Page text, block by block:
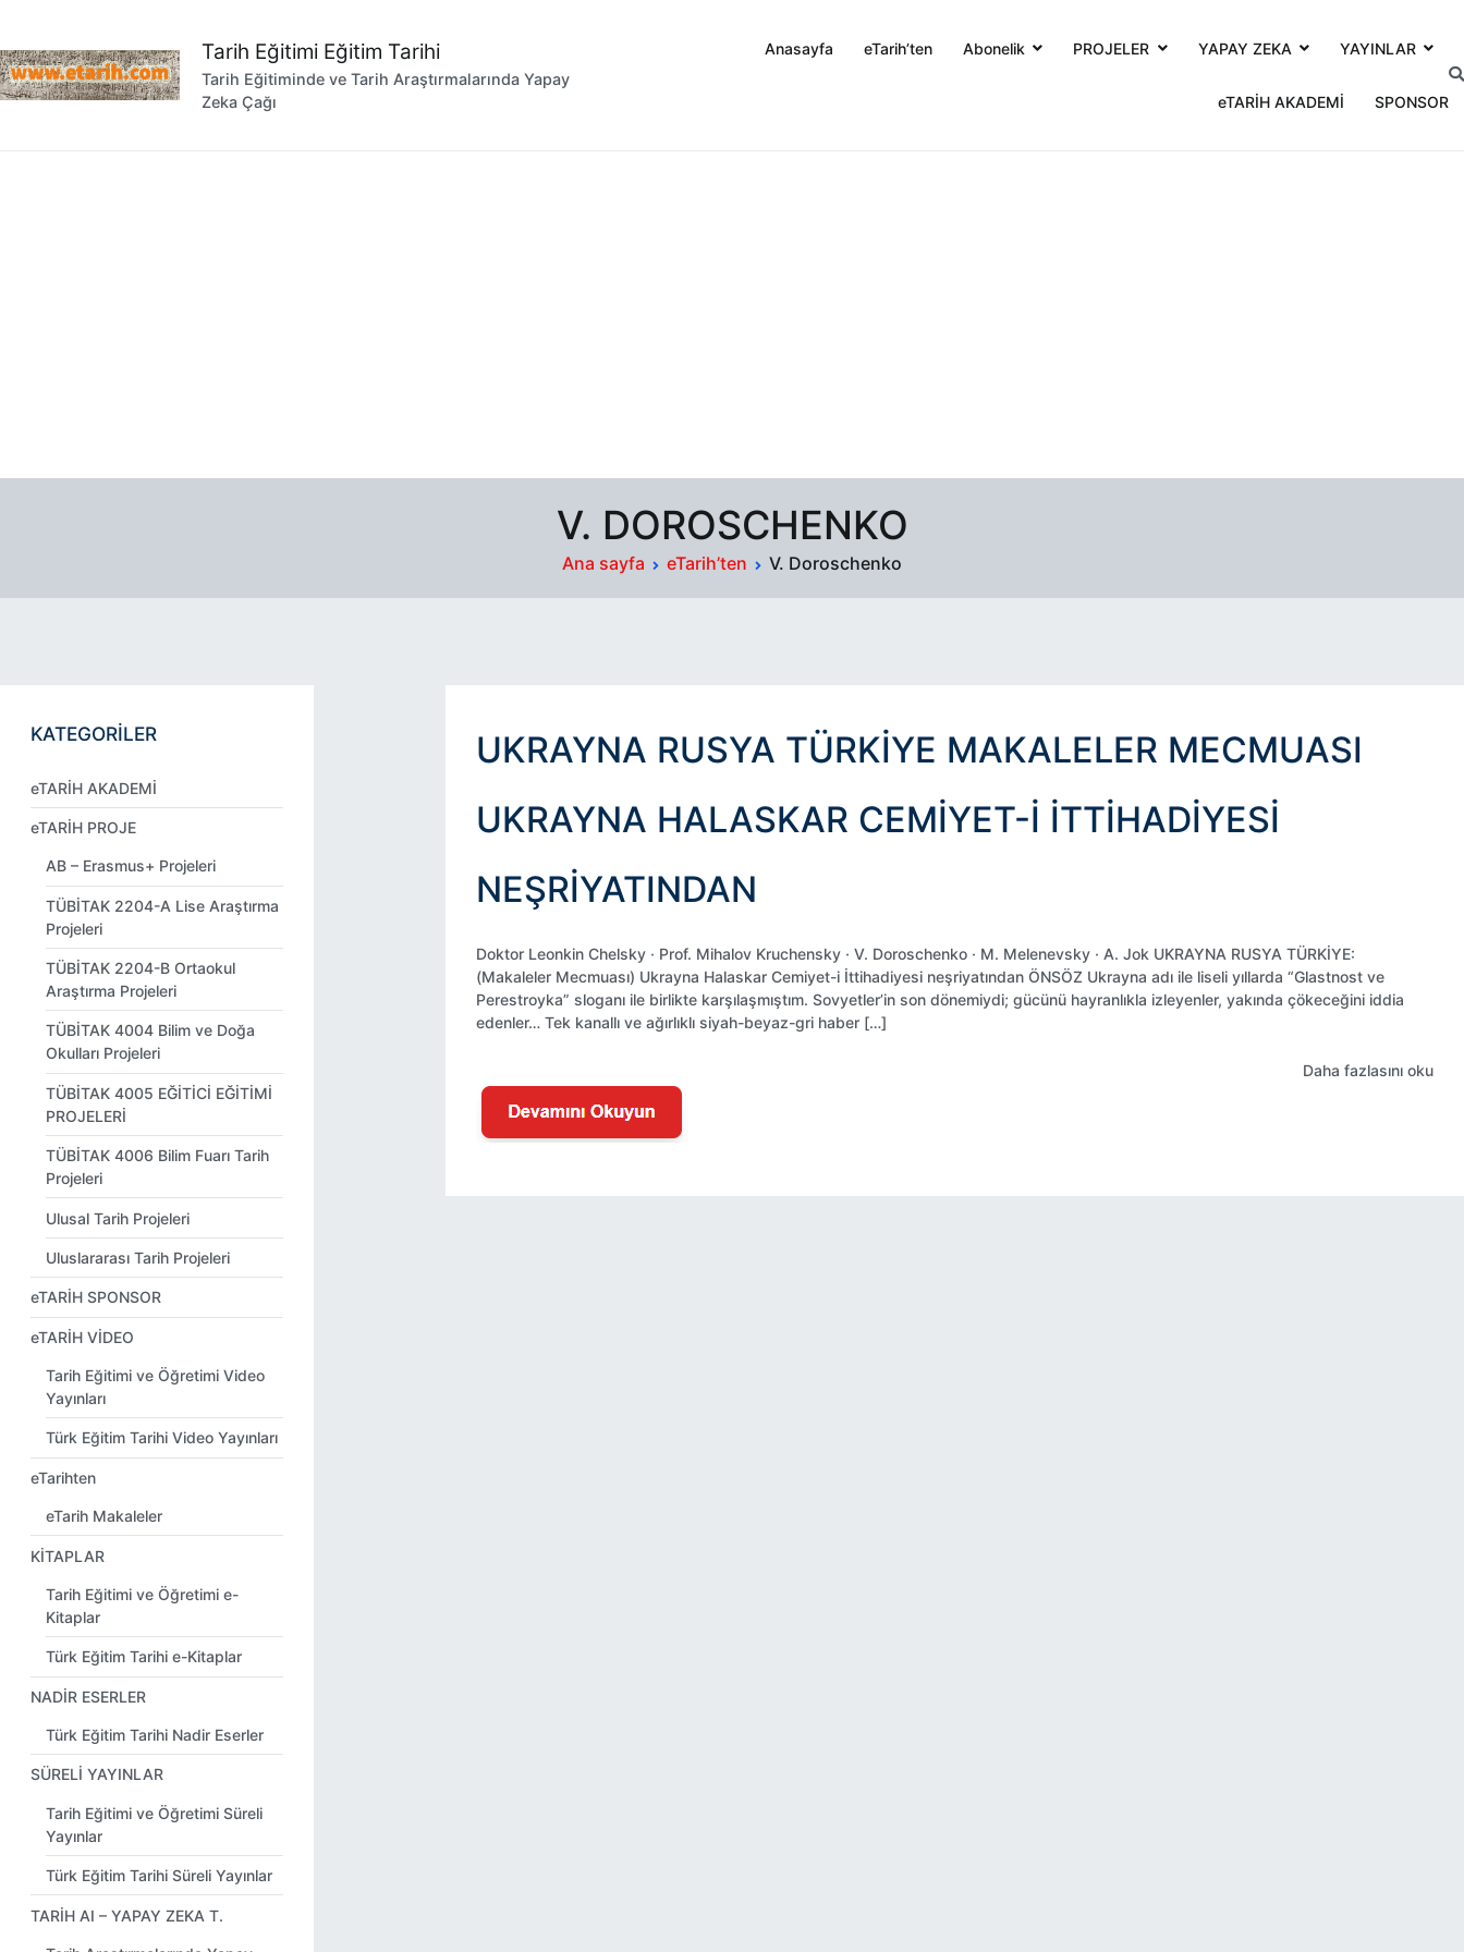
Tarih Eğitimi Eğitim Tarihi
Tarih Eğitiminde ve Tarih Araştırmalarında Yapay
Zeka Çağı
Anasayfa eTarih’ten Abonelik PROJELER YAPAY ZEKA YAYINLAR
eTARİH AKADEMİ SPONSOR
V. DOROSCHENKO
Ana sayfa eTarih’ten V. Doroschenko
UKRAYNA RUSYA TÜRKİYE MAKALELER MECMUASI
UKRAYNA HALASKAR CEMIYET-I İTTIHADIYESI
NEŞRIYATINDAN
Doktor Leonkin Chelsky · Prof. Mihalov Kruchensky · V. Doroschenko · M. Melenevsky · A. Jok UKRAYNA RUSYA TÜRKİYE:
(Makaleler Mecmuası) Ukrayna Halaskar Cemiyet-i İttihadiyesi neşriyatından ÖNSÖZ Ukrayna adı ile liseli yıllarda “Glastnost ve
Perestroyka” sloganı ile birlikte karşılaşmıştım. Sovyetler’in son dönemiydi; gücünü hayranlıkla izleyenler, yakında çökeceğini iddia
edenler… Tek kanallı ve ağırlıklı siyah-beyaz-gri haber […]
Daha fazlasını oku
KATEGORİLER
eTARİH AKADEMİ
eTARİH PROJE
AB – Erasmus+ Projeleri
TÜBİTAK 2204-A Lise Araştırma
Projeleri
TÜBİTAK 2204-B Ortaokul
Araştırma Projeleri
TÜBİTAK 4004 Bilim ve Doğa
Okulları Projeleri
TÜBİTAK 4005 EĞİTİCİ EĞİTİMİ
PROJELERİ
TÜBİTAK 4006 Bilim Fuarı Tarih
Projeleri
Ulusal Tarih Projeleri
Uluslararası Tarih Projeleri
eTARİH SPONSOR
eTARİH VİDEO
Tarih Eğitimi ve Öğretimi Video
Yayınları
Türk Eğitim Tarihi Video Yayınları
eTarihten
eTarih Makaleler
KİTAPLAR
Tarih Eğitimi ve Öğretimi e-
Kitaplar
Türk Eğitim Tarihi e-Kitaplar
NADİR ESERLER
Türk Eğitim Tarihi Nadir Eserler
SÜRELİ YAYINLAR
Tarih Eğitimi ve Öğretimi Süreli
Yayınlar
Türk Eğitim Tarihi Süreli Yayınlar
TARİH AI – YAPAY ZEKA T.